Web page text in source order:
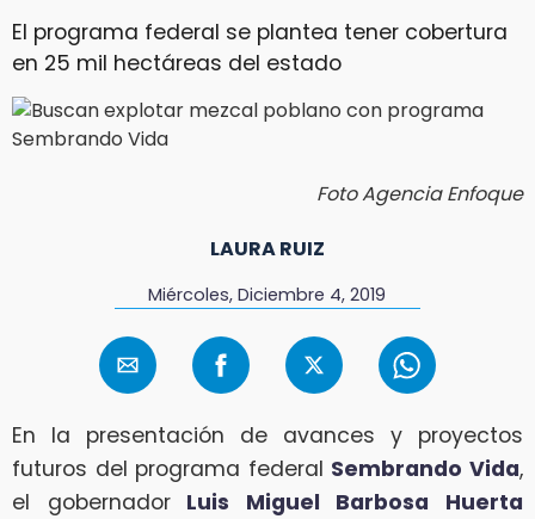
El programa federal se plantea tener cobertura
en 25 mil hectáreas del estado
Foto Agencia Enfoque
LAURA RUIZ
Miércoles, Diciembre 4, 2019
En la presentación de avances y proyectos
futuros del programa federal Sembrando Vida,
el gobernadorLuis Miguel Barbosa Huerta